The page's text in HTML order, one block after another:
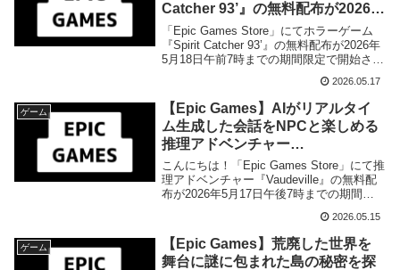
Catcher 93’』の無料配布が2026年
5月18日午前7時までの期間限定で
開始
「Epic Games Store」にてホラーゲーム
『Spirit Catcher 93’』の無料配布が2026年
5月18日午前7時までの期間限定で開始され
2026.05.17
ゲーム
【Epic Games】AIがリアルタイ
ム生成した会話をNPCと楽しめる
推理アドベンチャー
『Vaudeville』の無料配布が2026
年5月17日午後7時までの期間限定
で開始
こんにちは！「Epic Games Store」にて推
理アドベンチャー『Vaudeville』の無料配
布が2026年5月17日午後7時までの期間限
開発者Bumblebee Studios『Vaudeville』と
は、2023年7月1日に配信が開始された推理
アドベンチャーゲ...
2026.05.15
ゲーム
【Epic Games】荒廃した世界を
舞台に謎に包まれた島の秘密を探